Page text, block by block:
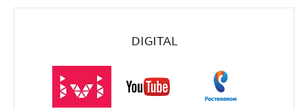
DIGITAL